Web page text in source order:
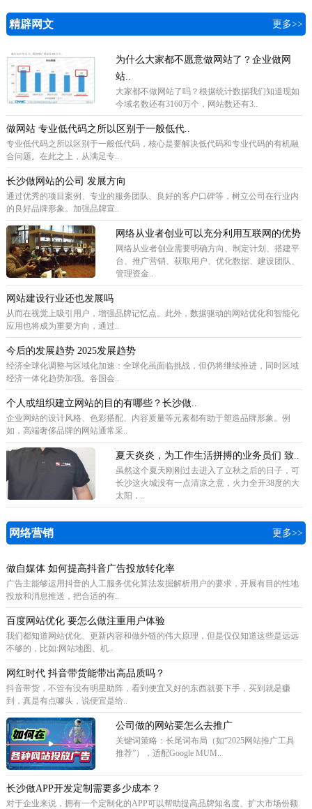
精辟网文 更多>>
为什么大家都不愿意做网站了？企业做网
站..
​大家都不做网站了吗？根据统计数据我们知道现如
今域名数还有3160万个，网站数还有3..
做网站 专业低代码之所以区别于一般低代..
专业低代码之所以区别于一般低代码，核心是要解决低代码和专业代码的有机融
合问题。在此之上，从满足专..
长沙做网站的公司 发展方向
通过优秀的项目案例、专业的服务团队、良好的客户口碑等，树立公司在行业内
的良好品牌形象。加强品牌宣..
网络从业者创业可以充分利用互联网的优势
网络从业者创业需要明确方向、制定计划、搭建平
台、推广营销、获取用户、优化数据、建设团队、
管理资金..
网站建设行业还也发展吗
从而在视觉上吸引用户，增强品牌记忆点。此外，数据驱动的网站优化和智能化
应用也将成为重要方向，通过..
今后的发展趋势 2025发展趋势
经济全球化调整与区域化加速：全球化虽面临挑战，但仍将继续推进，同时区域
经济一体化趋势加强。各国会..
个人或组织建立网站的目的有哪些？长沙做..
企业网站的设计风格、色彩搭配、内容质量等元素都有助于塑造品牌形象。例
如，高端奢侈品牌的网站通常采..
夏天炎炎，为工作生活拼搏的业务员们 致..
虽然这个夏天刚刚过去进入了立秋之后的日子，可
长沙这火城没有一点清凉之意，火力全开38度的大
太阳，..
网络营销 更多>>
做自媒体 如何提高抖音广告投放转化率
广告主能够运用抖音的人工服务优化算法发掘解析用户的要求，开展有目的性地
投放和消息推送，把合适的有..
百度网站优化 要怎么做注重用户体验
我们都知道网站优化、更新内容和做外链的伟大原理，但是仅仅知道这些是远远
不够的，比如:网站地图、机..
网红时代 抖音带货能带出高品质吗？
抖音带货，不管有没有明星助阵，看到便宜又好的东西就要下手，买到就是赚
到，真是有点噱头，说便宜是给..
公司做的网站要怎么去推广
关键词策略‌：长尾词布局（如“2025网站推广工具
推荐”），适配Google MUM..
长沙做APP开发定制需要多少成本？
对于企业来说，拥有一个定制化的APP可以帮助提高品牌知名度、扩大市场份额